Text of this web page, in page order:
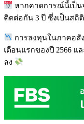
หากคาดการณ์นี้เป็น
ติดต่อกัน 3 ปี ซึ่งเป็นสถิ
การลงทุนในภาคอสั
เดือนแรกของปี 2566 แ
ลง